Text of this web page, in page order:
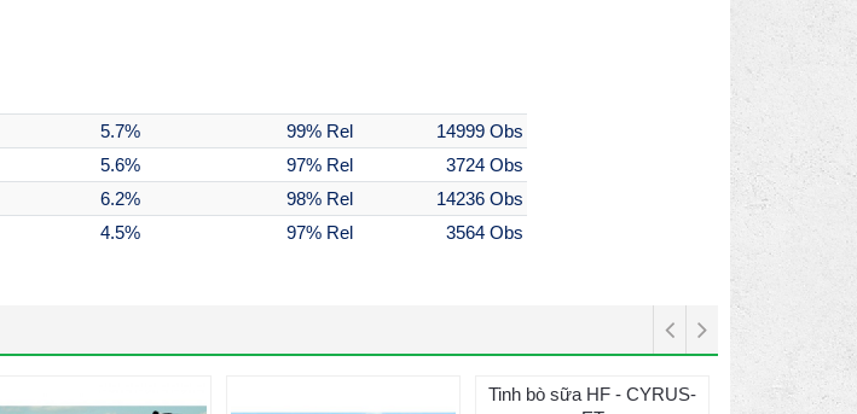
5.7% 99% Rel
14999 Obs
5.6% 97% Rel
3724 Obs
6.2% 98% Rel
14236 Obs
4.5% 97% Rel 3564 Obs
Tinh bò sữa HF - CYRUS-